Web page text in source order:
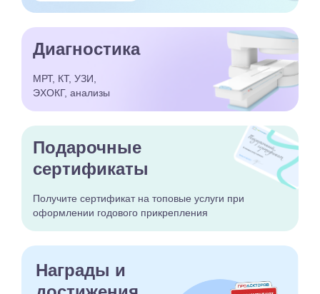
Диагностика
МРТ, КТ, УЗИ,
ЭХОКГ, анализы
Подарочные
сертификаты
Получите сертификатна топовые услуги при
оформлении годового прикрепления
Награды и